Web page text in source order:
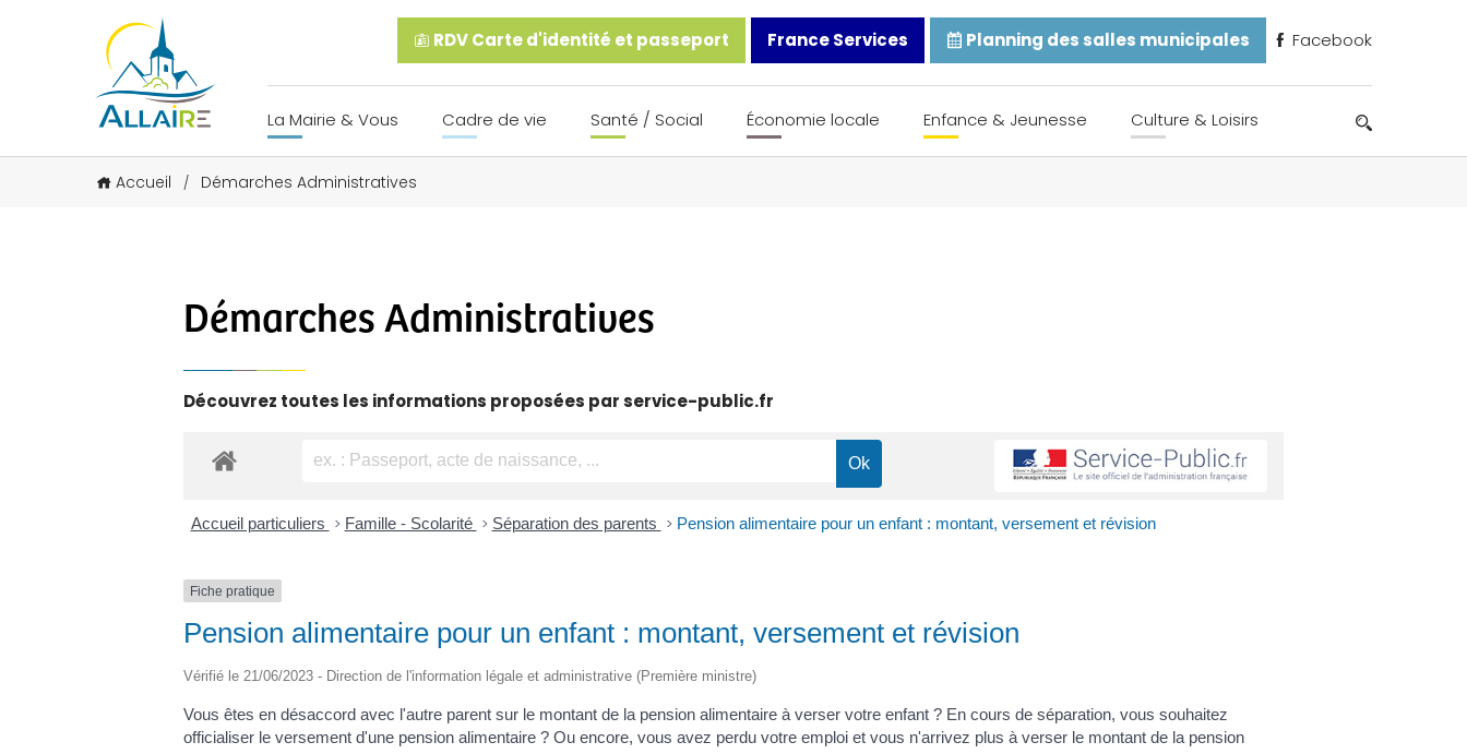
RDV Carte d'identité et passeport France Services Planning des salles municipales Facebook
La Mairie & Vous Cadre de vie Santé / Social Économie locale Enfance & Jeunesse Culture & Loisirs
Accueil / Démarches Administratives
Démarches Administratives
Découvrez toutes les informations proposées par service-public.fr
Accueil particuliers > Famille - Scolarité > Séparation des parents > Pension alimentaire pour un enfant : montant, versement et révision
Fiche pratique
Pension alimentaire pour un enfant : montant, versement et révision
Vérifié le 21/06/2023 - Direction de l'information légale et administrative (Première ministre)
Vous êtes en désaccord avec l'autre parent sur le montant de la pension alimentaire à verser votre enfant ? En cours de séparation, vous souhaitez
officialiser le versement d'une pension alimentaire ? Ou encore, vous avez perdu votre emploi et vous n'arrivez plus à verser le montant de la pension